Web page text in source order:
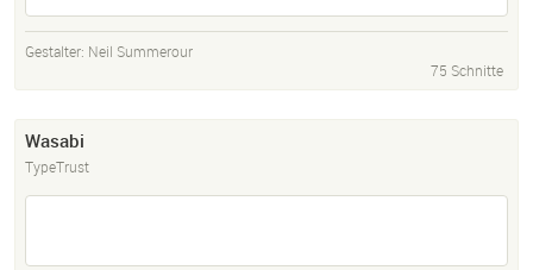
Gestalter: Neil Summerour
75 Schnitte
Wasabi
TypeTrust